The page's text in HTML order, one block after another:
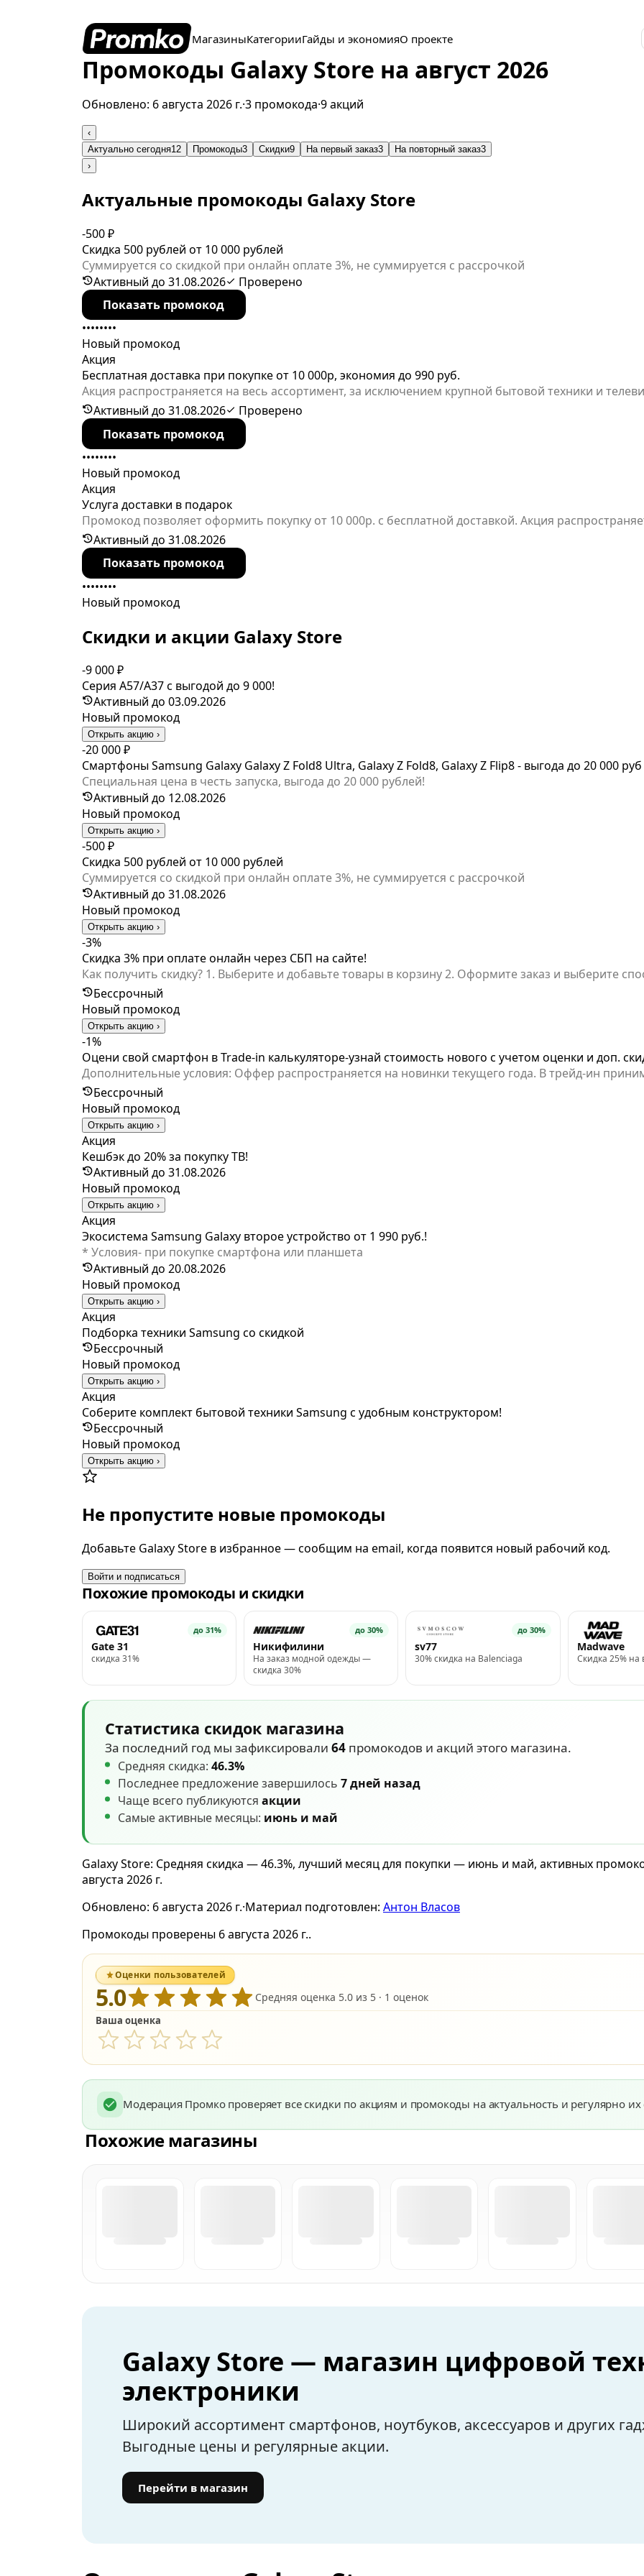
МагазиныКатегорииГайды и экономияО проекте
Промокоды Galaxy Store на август 2026
Обновлено: 6 августа 2026 г.·3 промокода·9 акций
‹
Актуально сегодня12 Промокоды3 Скидки9 На первый заказ3 На повторный заказ3
›
Актуальные промокоды Galaxy Store
-500 ₽
Скидка 500 рублей от 10 000 рублей
Суммируется со скидкой при онлайн оплате 3%, не суммируется с рассрочкой
Активный до 31.08.2026
Проверено
Показать промокод
••••••••
Новый промокод
Акция
Бесплатная доставка при покупке от 10 000р, экономия до 990 руб.
Акция распространяется на весь ассортимент, за исключением крупной бытовой техники и
Активный до 31.08.2026
Проверено
Показать промокод
••••••••
Новый промокод
Акция
Услуга доставки в подарок
Промокод позволяет оформить покупку от 10 000р. с бесплатной доставкой. Акция
исключением крупной бытовой техники и телевизоров.
Активный до 31.08.2026
Показать промокод
••••••••
Новый промокод
Скидки и акции Galaxy Store
-9 000 ₽
Серия A57/A37 с выгодой до 9 000!
Активный до 03.09.2026
Новый промокод
Открыть акцию ›
-20 000 ₽
Смартфоны Samsung Galaxy Galaxy Z Fold8 Ultra, Galaxy Z Fold8, Galaxy Z Flip8 - выгода до 20 000 руб
Специальная цена в честь запуска, выгода до 20 000 рублей!
Активный до 12.08.2026
Новый промокод
Открыть акцию ›
-500 ₽
Скидка 500 рублей от 10 000 рублей
Суммируется со скидкой при онлайн оплате 3%, не суммируется с рассрочкой
Активный до 31.08.2026
Новый промокод
Открыть акцию ›
-3%
Скидка 3% при оплате онлайн через СБП на сайте!
Как получить скидку? 1. Выберите и добавьте товары в корзину 2. Оформите заказ и выберите способ получения: самовывоз или
доставка 3. Оплатите заказ на сайте онлайн и получите скидку 3%* 4. Ваш заказ мы оперативно доставим до дверей * Скидка не
распространяется на стоимость доставки. Скидка распространяется на товары всех категорий и
акциями, если не предусмотрено иное в условиях проводимых акций.
Бессрочный
Новый промокод
Открыть акцию ›
-1%
Оцени свой смартфон в Trade-in калькуляторе-узнай стоимость нового с учетом оценки и доп.
Дополнительные условия: Оффер распространяется на новинки текущего года. В трейд-ин принимают не только старые модели
телефонов Samsung, но также смартфоны Apple и прочие бренды телефонов.С помощью трейд-ин
ориентировочную стоимость своего старого телефона и оценить сколько будет стоить новый с
скидки.
Бессрочный
Новый промокод
Открыть акцию ›
Акция
Кешбэк до 20% за покупку ТВ!
Активный до 31.08.2026
Новый промокод
Открыть акцию ›
Акция
Экосистема Samsung Galaxy второе устройство от 1 990 руб.!
* Условия- при покупке смартфона или планшета
Активный до 20.08.2026
Новый промокод
Открыть акцию ›
Акция
Подборка техники Samsung со скидкой
Бессрочный
Новый промокод
Открыть акцию ›
Акция
Соберите комплект бытовой техники Samsung с удобным конструктором!
Бессрочный
Новый промокод
Открыть акцию ›
Не пропустите новые промокоды
Добавьте Galaxy Store в избранное — сообщим на email, когда появится новый рабочий код.
Войти и подписаться
Похожие промокоды и скидки
до 31%
Gate 31
скидка 31%
до 30%
Никифилини
На заказ модной одежды —
скидка 30%
до 30%
sv77
30% скидка на Balenciaga
Madwave
Скидка 25% на
Статистика скидок магазина
За последний год мы зафиксировали 64 промокодов и акций этого магазина.
Средняя скидка: 46.3%
Последнее предложение завершилось 7 дней назад
Чаще всего публикуются акции
Самые активные месяцы: июнь и май
Galaxy Store: Средняя скидка — 46.3%, лучший месяц для покупки — июнь и май, активных
августа 2026 г.
Обновлено: 6 августа 2026 г.·Материал подготовлен: Антон Власов
Промокоды проверены 6 августа 2026 г..
Оценки пользователей
5.0 Средняя оценка 5.0 из 5 · 1 оценок
Ваша оценка
Модерация Промко проверяет все скидки по акциям и промокоды на актуальность и регулярно их
Похожие магазины
Galaxy Store — магазин цифровой
электроники
Широкий ассортимент смартфонов, ноутбуков, аксессуаров и других
Выгодные цены и регулярные акции.
Перейти в магазин